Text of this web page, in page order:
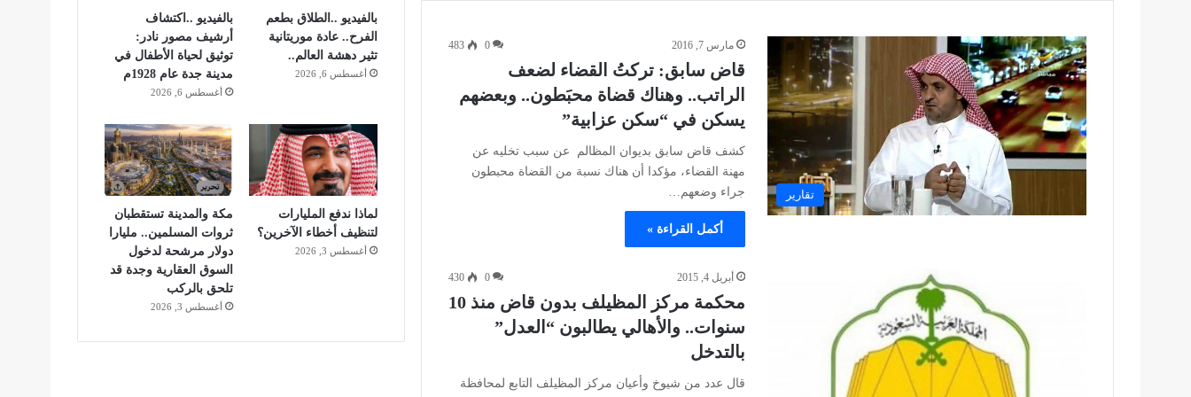
تقارير
مارس 7, 2016 0
483
قاض سابق: تركتُ القضاء لضعف
الراتب.. وهناك قضاة محبَطون.. وبعضهم
يسكن في “سكن عزابية”
كشف قاض سابق بديوان المظالم عن سبب تخليه عن
مهنة القضاء، مؤكدا أن هناك نسبة من القضاة محبطون
جراء وضعهم…
أكمل القراءة »
أبريل 4, 2015 0
430
محكمة مركز المظيلف بدون قاض منذ 10
سنوات.. والأهالي يطالبون “العدل”
بالتدخل
قال عدد من شيوخ وأعيان مركز المظيلف التابع لمحافظة
بالفيديو ..الطلاق بطعم
الفرح.. عادة موريتانية
تثير دهشة العالم..
أغسطس 6, 2026
بالفيديو ..اكتشاف
أرشيف مصور نادر:
توثيق لحياة الأطفال في
مدينة جدة عام 1928م
أغسطس 6, 2026
لماذا ندفع المليارات
لتنظيف أخطاء الآخرين؟
أغسطس 3, 2026
مكة والمدينة تستقطبان
ثروات المسلمين.. مليارا
دولار مرشحة لدخول
السوق العقارية وجدة قد
تلحق بالركب
أغسطس 3, 2026